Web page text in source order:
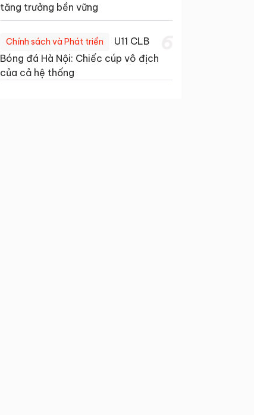
tăng trưởng bền vững
Chính sách và Phát triển
U11 CLB
Bóng đá Hà Nội: Chiếc cúp vô địch
của cả hệ thống